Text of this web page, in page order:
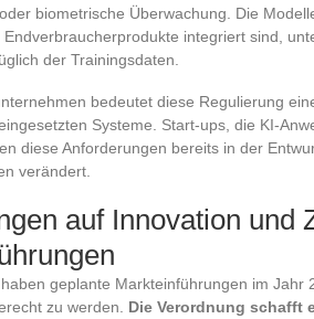
biometrische Überwachung. Die
integriert sind,
der Trainingsdaten.
bedeutet diese Regulierung
Systeme. Start-ups, die KI-
diese Anforderungen bereits in der
verändert.
auf Innovation und
geplante Markteinführungen im Jahr
zu werden. Die Verordnung schafft